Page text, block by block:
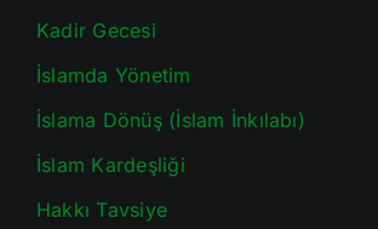
Kadir Gecesi
İslamda Yönetim
İslama Dönüş (İslam İnkılabı)
İslam Kardeşliği
Hakkı Tavsiye